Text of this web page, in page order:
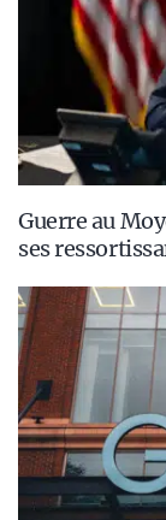
Guerre au
ses